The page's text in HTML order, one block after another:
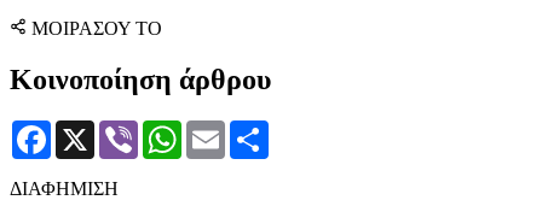
ΜΟΙΡΑΣΟΥ ΤΟ
Κοινοποίηση άρθρου
Facebook
X Viber WhatsApp
Email
ΔΙΑΦΗΜΙΣΗ